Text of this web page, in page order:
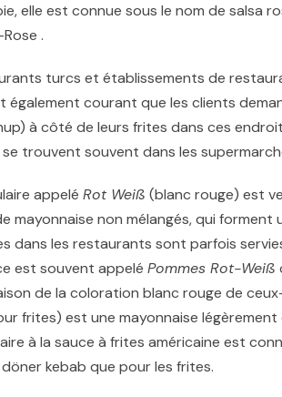
elle est connue sous le nom de salsa
.
turcs et établissements de
également courant que les clients
à côté de leurs frites dans ces
se trouvent souvent dans les
appelé Rot Weiß (blanc rouge) est
mayonnaise non mélangés, qui
dans les restaurants sont parfois
est souvent appelé Pommes Rot-Weiß
de la coloration blanc rouge de
frites) est une mayonnaise légèrement
à la sauce à frites américaine est
kebab que pour les frites.